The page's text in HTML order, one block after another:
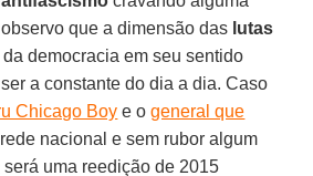
que a dimensão das lutas
da democracia em seu sentido
a constante do dia a dia. Caso
Chicago Boy e ogeneral que
nacional e sem rubor algum
uma reedição de 2015